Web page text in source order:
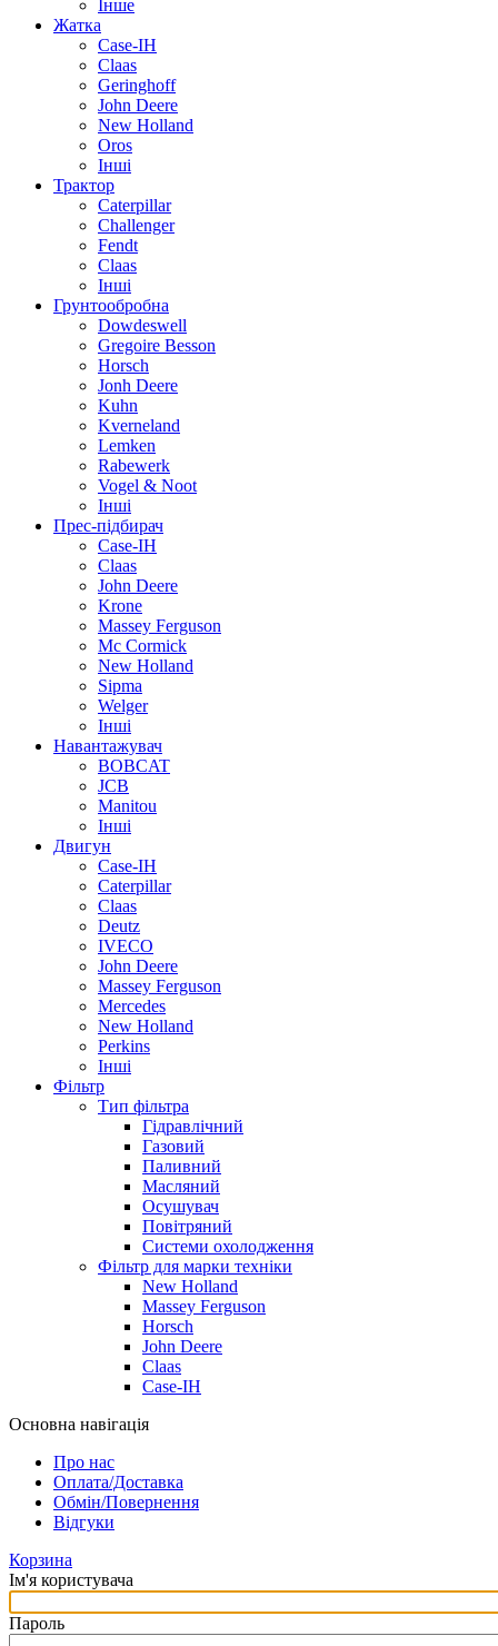
Інше
Жатка
Case-IH
Claas
Geringhoff
John Deere
New Holland
Oros
Інші
Трактор
Caterpillar
Challenger
Fendt
Claas
Інші
Грунтообробна
Dowdeswell
Gregoire Besson
Horsch
Jonh Deere
Kuhn
Kverneland
Lemken
Rabewerk
Vogel & Noot
Інші
Прес-підбирач
Case-IH
Claas
John Deere
Krone
Massey Ferguson
Mc Cormick
New Holland
Sipma
Welger
Інші
Навантажувач
BOBCAT
JCB
Manitou
Інші
Двигун
Case-IH
Caterpillar
Claas
Deutz
IVECO
John Deere
Massey Ferguson
Mercedes
New Holland
Perkins
Інші
Фільтр
Тип фільтра
Гідравлічний
Газовий
Паливний
Масляний
Осушувач
Повітряний
Системи охолодження
Фільтр для марки техніки
New Holland
Massey Ferguson
Horsch
John Deere
Claas
Case-IH
Основна навігація
Про нас
Оплата/Доставка
Обмін/Повернення
Відгуки
Корзина
Ім'я користувача
Пароль